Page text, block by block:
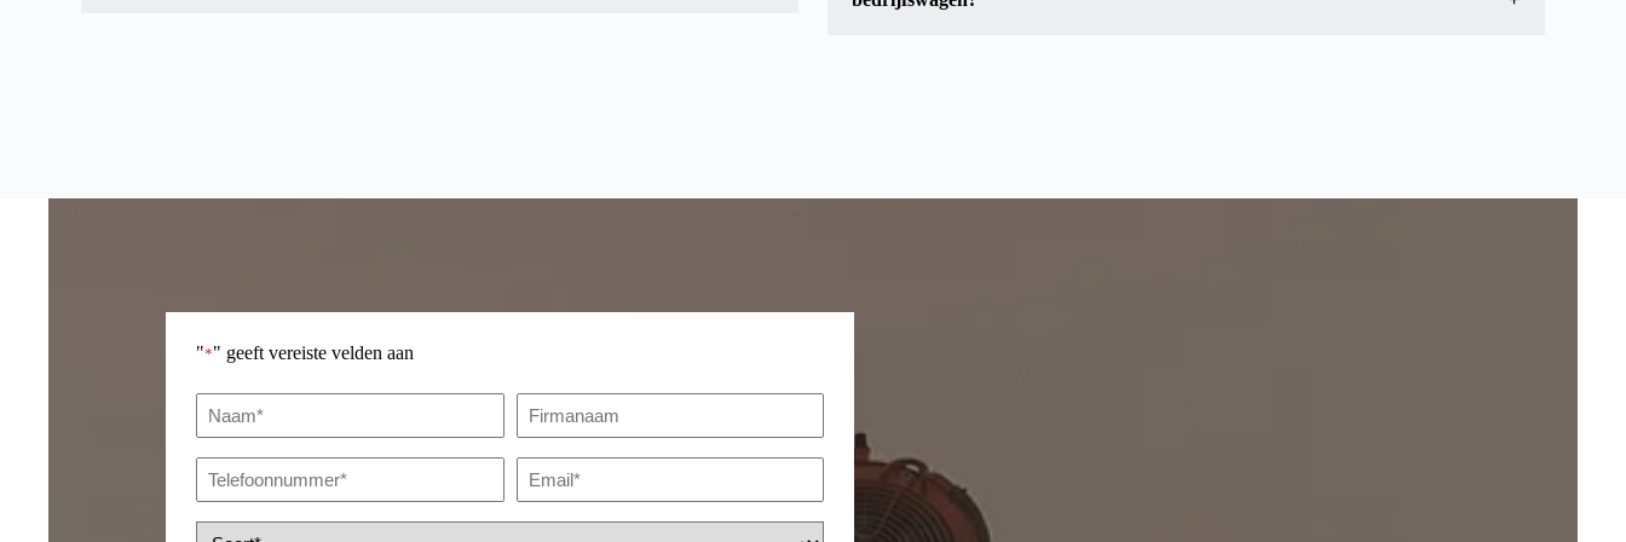
"*" geeft vereiste velden aan